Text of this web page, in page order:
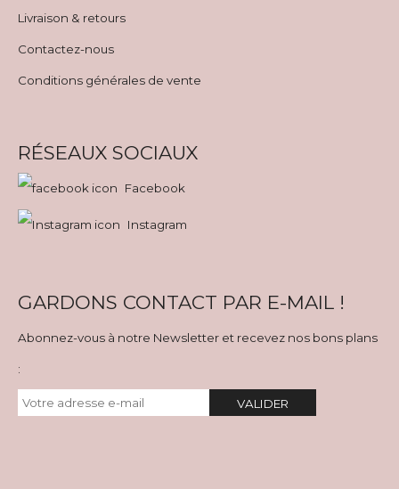
Livraison & retours
Contactez-nous
Conditions générales de vente
RÉSEAUX SOCIAUX
Facebook
Instagram
GARDONS CONTACT PAR E-MAIL !
Abonnez-vous à notre Newsletter et recevez nos bons plans
:
VALIDER